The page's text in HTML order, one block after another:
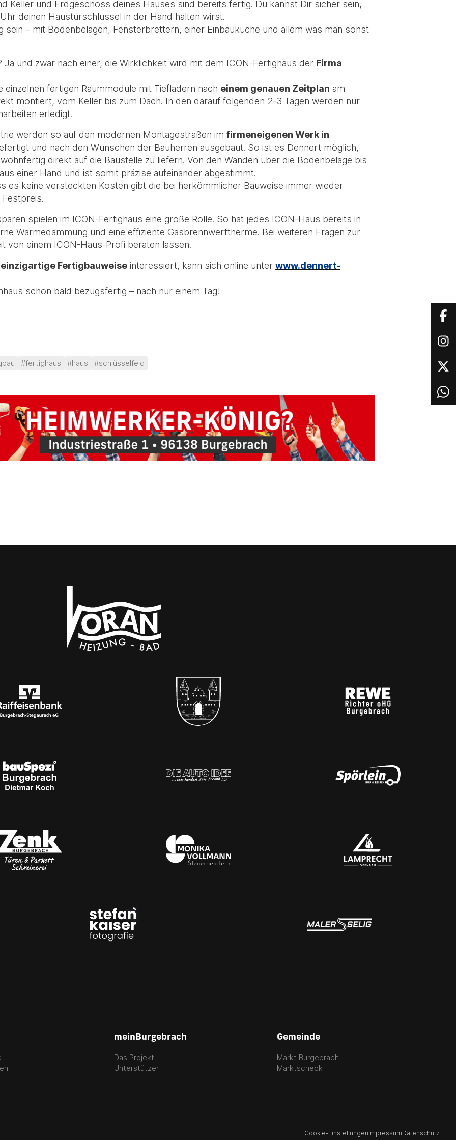
Keller und Erdgeschoss deines Hauses sind bereits fertig. Du kannst Dir sicher sein,
deinen Haustürschlüssel in der Hand halten wirst.
sein – mit Bodenbelägen, Fensterbrettern, einer Einbauküche und allem was man sonst
Ja und zwar nach einer, die Wirklichkeit wird mit dem ICON-Fertighaus der Firma
fertigen Raummodule mit Tiefladern nach einem genauen Zeitplan am
montiert, vom Keller bis zum Dach. In den darauf folgenden 2-3 Tagen werden nur
erledigt.
werden so auf den modernen Montagestraßen im firmeneigenen Werk in
und nach den Wünschen der Bauherren ausgebaut. So ist es Dennert möglich,
direkt auf die Baustelle zu liefern. Von den Wänden über die Bodenbeläge bis
einer Hand und ist somit präzise aufeinander abgestimmt.
es keine versteckten Kosten gibt die bei herkömmlicher Bauweise immer wieder
spielen im ICON-Fertighaus eine große Rolle. So hat jedes ICON-Haus bereits in
Wärmedämmung und eine effiziente Gasbrennwerttherme. Bei weiteren Fragen zur
von einem ICON-Haus-Profi beraten lassen.
Fertigbauweise interessiert, kann sich online unter www.dennert-
schon bald bezugsfertig – nach nur einem Tag!
#fertighaus #haus #schlüsselfeld
meinBurgebrach
Das Projekt
Unterstützer
Gemeinde
Markt Burgebrach
Marktscheck
Cookie-EinstellungenImpressumDatenschutz